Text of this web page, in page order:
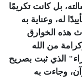
بل كانت تكريمًا
له، وعناية به
هذه الخوارق
من الله
الذي ثبت بصريح
وجاءت به